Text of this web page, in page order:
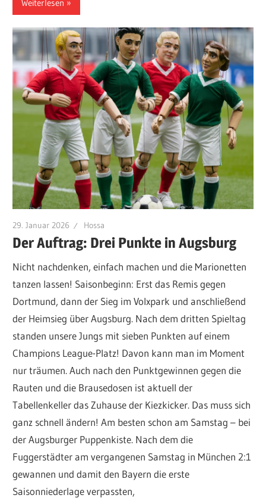
Weiterlesen
29. Januar 2026 Hossa
Der Auftrag: Drei Punkte in Augsburg
Nicht nachdenken, einfach machen und die Marionetten
tanzen lassen! Saisonbeginn: Erst das Remis gegen
Dortmund, dann der Sieg im Volxpark und anschließend
der Heimsieg über Augsburg. Nach dem dritten Spieltag
standen unsere Jungs mit sieben Punkten auf einem
Champions League-Platz! Davon kann man im Moment
nur träumen. Auch nach den Punktgewinnen gegen die
Rauten und die Brausedosen ist aktuell der
Tabellenkeller das Zuhause der Kiezkicker. Das muss sich
ganz schnell ändern! Am besten schon am Samstag – bei
der Augsburger Puppenkiste. Nach dem die
Fuggerstädter am vergangenen Samstag in München 2:1
gewannen und damit den Bayern die erste
Saisonniederlage verpassten,